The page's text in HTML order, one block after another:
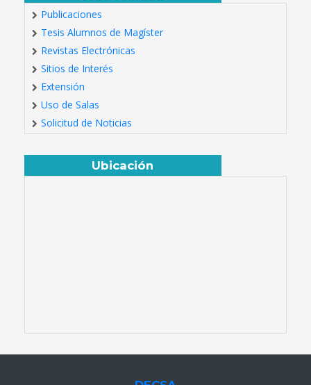
Publicaciones
Tesis Alumnos de Magíster
Revistas Electrónicas
Sitios de Interés
Extensión
Uso de Salas
Solicitud de Noticias
Ubicación